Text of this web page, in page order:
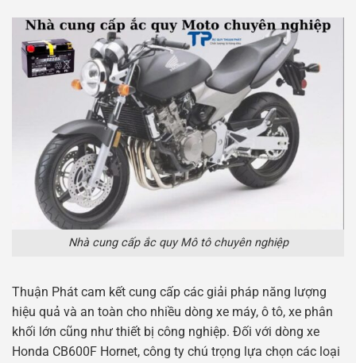
Nhà cung cấp ắc quy Mô tô chuyên nghiệp
Thuận Phát cam kết cung cấp các giải pháp năng lượng
hiệu quả và an toàn cho nhiều dòng xe máy, ô tô, xe phân
khối lớn cũng như thiết bị công nghiệp. Đối với dòng xe
Honda CB600F Hornet, công ty chú trọng lựa chọn các loại